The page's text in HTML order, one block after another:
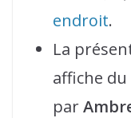
endroit.
La
affiche du
par